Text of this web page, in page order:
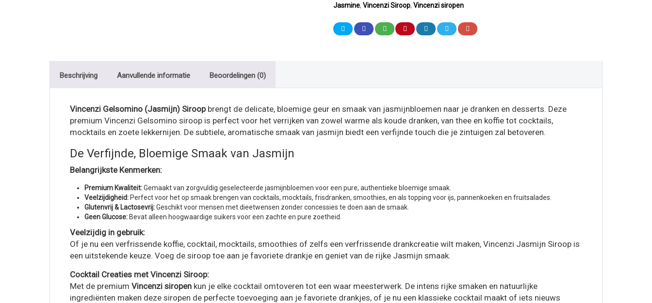
Jasmine, Vincenzi Siroop, Vincenzi siropen
Beschrijving Aanvullende informatie Beoordelingen (0)
Vincenzi Gelsomino (Jasmijn) Siroopbrengt de delicate, bloemige geur en smaak van jasmijnbloemen naar je dranken en desserts. Deze
premium Vincenzi Gelsomino siroop is perfect voor het verrijken van zowel warme als koude dranken, van thee en koffie tot cocktails,
mocktails en zoete lekkernijen. De subtiele, aromatische smaak van jasmijn biedt een verfijnde touch die je zintuigen zal betoveren.
De Verfijnde, Bloemige Smaak van Jasmijn
Belangrijkste Kenmerken:
Premium Kwaliteit:Gemaakt van zorgvuldig geselecteerde jasmijnbloemen voor een pure, authentieke bloemige smaak.
Veelzijdigheid: Perfect voor het op smaak brengen van cocktails, mocktails, frisdranken, smoothies, en als topping voor ijs, pannenkoeken en fruitsalades.
Glutenvrij & Lactosevrij:Geschikt voor mensen met dieetwensen zonder concessies te doen aan de smaak.
Geen Glucose: Bevat alleen hoogwaardige suikers voor een zachte en pure zoetheid.
Veelzijdig in gebruik:
Of je nu een verfrissende koffie, cocktail, mocktails, smoothies of zelfs een verfrissende drankcreatie wilt maken, Vincenzi Jasmijn Siroop is
een uitstekende keuze. Voeg de siroop toe aan je favoriete drankje en geniet van de rijke Jasmijn smaak.
Cocktail Creaties met Vincenzi Siroop:
Met de premium Vincenzi siropen kun je elke cocktail omtoveren tot een waar meesterwerk. De intens rijke smaken en natuurlijke
ingrediënten maken deze siropen de perfecte toevoeging aan je favoriete drankjes, of je nu een klassieke cocktail maakt of iets nieuws